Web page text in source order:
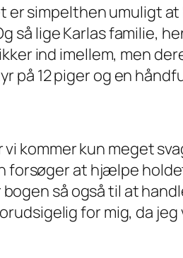
simpelthen umuligt at
så lige Karlas familie,
ind imellem, men
på 12 piger og en
kommer kun meget
forsøger at hjælpe
så også til at
for mig, da